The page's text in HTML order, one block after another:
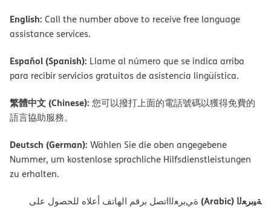
English: Call the number above to receive free language
assistance services.
Español (Spanish): Llame al número que se indica arriba
para recibir servicios gratuitos de asistencia lingüística.
繁體中文 (Chinese): 您可以撥打上面的電話號碼以獲得免費的
語言協助服務。
Deutsch (German): Wählen Sie die oben angegebene
Nummer, um kostenlose sprachliche Hilfsdienstleistungen
zu erhalten.
ﺔﯿﺑﺮﻌﻟا (Arabic)
ةﻲﺑﺮﻌﻟااﺗﺼﻞ ﺑﺮﻗﻢ اﻟﮭﺎﺗﻒ أﻋﻼه ﻟﻠﺤﺼﻮل ﻋﻠﻰ